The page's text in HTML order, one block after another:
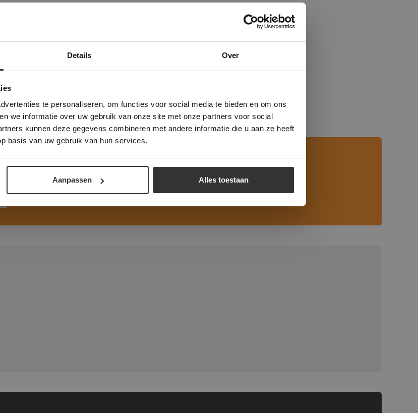
Details Over
te personaliseren, om functies voor social media te bieden en om ons
we informatie over uw gebruik van onze site met onze partners voor social
kunnen deze gegevens combineren met andere informatie die u aan ze heeft
basis van uw gebruik van hun services.
Aanpassen Alles toestaan
×
website maakt gebruik van cookies.
om de gebruikerservaring te verbeteren. Door gebruik te maken van
voor alle cookies in overeenstemming met ons cookiebeleid.
verder
ALLES ACCEPTEREN ALLES AFWIJZEN